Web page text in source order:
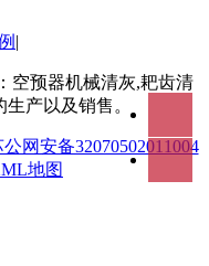
|
空预器机械清灰,耙齿清
产以及销售。
公网安备32070502011004
地图